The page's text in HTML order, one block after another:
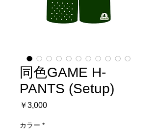
同色GAME H-
PANTS (Setup)
￥3,000価
カラー *